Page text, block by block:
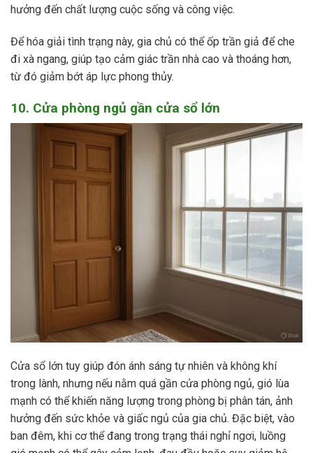
hưởng đến chất lượng cuộc sống và công việc.
Để hóa giải tình trạng này, gia chủ có thể ốp trần giả để che
đi xà ngang, giúp tạo cảm giác trần nhà cao và thoáng hơn,
từ đó giảm bớt áp lực phong thủy.
10. Cửa phòng ngủ gần cửa sổ lớn
Cửa sổ lớn tuy giúp đón ánh sáng tự nhiên và không khí
trong lành, nhưng nếu nằm quá gần cửa phòng ngủ, gió lùa
mạnh có thể khiến năng lượng trong phòng bị phân tán, ảnh
hưởng đến sức khỏe và giấc ngủ của gia chủ. Đặc biệt, vào
ban đêm, khi cơ thể đang trong trạng thái nghỉ ngơi, luồng